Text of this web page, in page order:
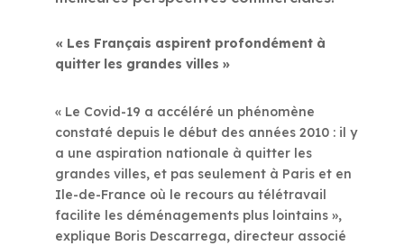
« Les Français aspirent profondément à
quitter les grandes villes »
« Le Covid-19 a accéléré un phénomène
constaté depuis le début des années 2010 : il y
a une aspiration nationale à quitter les
grandes villes, et pas seulement à Paris et en
Ile-de-France où le recours au télétravail
facilite les déménagements plus lointains »,
explique Boris Descarrega, directeur associé